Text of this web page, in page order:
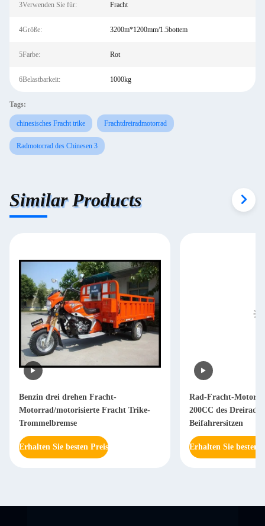
3Verwenden Sie für: Fracht
4Größe: 3200m*1200mm/1.5bottem
5Farbe: Rot
6Belastbarkeit: 1000kg
Tags:
chinesisches Fracht trike Frachtdreiradmotorrad
Radmotorrad des Chinesen 3
Similar Products
Benzin drei drehen Fracht-
Motorrad/motorisierte Fracht Trike-
Trommelbremse
Erhalten Sie besten Preis
Rad-Fracht-
200CC des
Beifahrersitzen
Erhalten Sie besten